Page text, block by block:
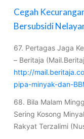
Cegah
Bersubsidi
67. Pertagas Jaga
– Beritaja
http://
pipa-minyak-dan-
68. Bila Malam
Sering Kosong
Rakyat Terzalimi